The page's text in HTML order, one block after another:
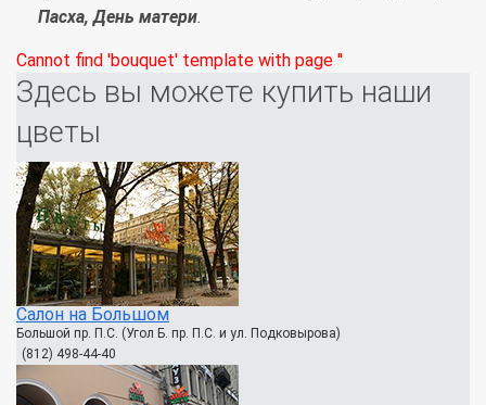
Пасха, День матери.
Cannot find 'bouquet' template with page ''
Здесь вы можете купить наши
цветы
Салон на Большом
Большой пр. П.С. (Угол Б. пр. П.С. и ул. Подковырова)
(812) 498-44-40